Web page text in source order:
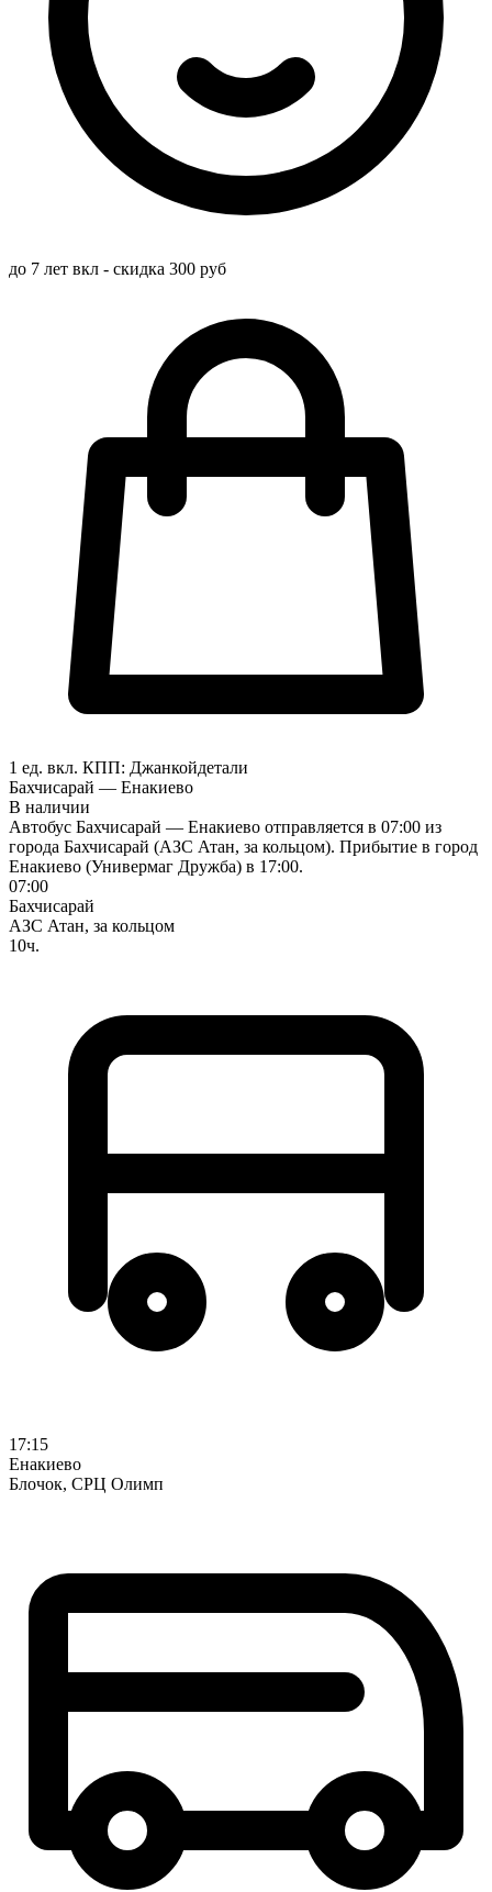
до 7 лет вкл - скидка 300 руб
1 ед. вкл. КПП: Джанкойдетали
Бахчисарай — Енакиево
В наличии
Автобус Бахчисарай — Енакиево отправляется в 07:00 из
города Бахчисарай (АЗС Атан, за кольцом). Прибытие в город
Енакиево (Универмаг Дружба) в 17:00.
07:00
Бахчисарай
АЗС Атан, за кольцом
10ч.
17:15
Енакиево
Блочок, СРЦ Олимп